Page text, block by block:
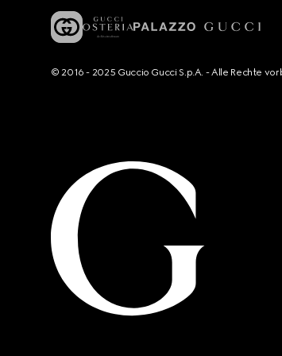
© 2016 - 2025 Guccio Gucci S.p.A. - Alle Rechte